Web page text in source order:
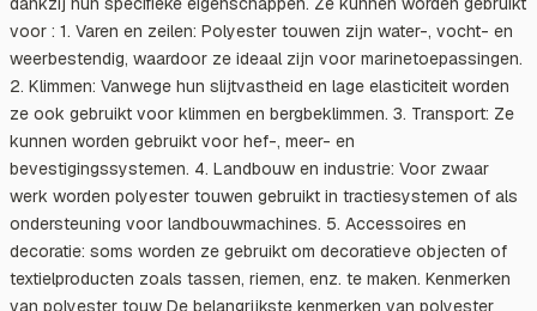
voor : 1. Varen en zeilen: Polyester touwen zijn water-, vocht- en
weerbestendig, waardoor ze ideaal zijn voor marinetoepassingen.
2. Klimmen: Vanwege hun slijtvastheid en lage elasticiteit worden
ze ook gebruikt voor klimmen en bergbeklimmen. 3. Transport: Ze
kunnen worden gebruikt voor hef-, meer- en
bevestigingssystemen. 4. Landbouw en industrie: Voor zwaar
werk worden polyester touwen gebruikt in tractiesystemen of als
ondersteuning voor landbouwmachines. 5. Accessoires en
decoratie: soms worden ze gebruikt om decoratieve objecten of
textielproducten zoals tassen, riemen, enz. te maken. Kenmerken
van polyester touw De belangrijkste kenmerken van polyester